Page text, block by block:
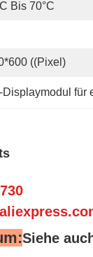
Bis 70°C
((Pixel)
Displaymodul für
Siehe